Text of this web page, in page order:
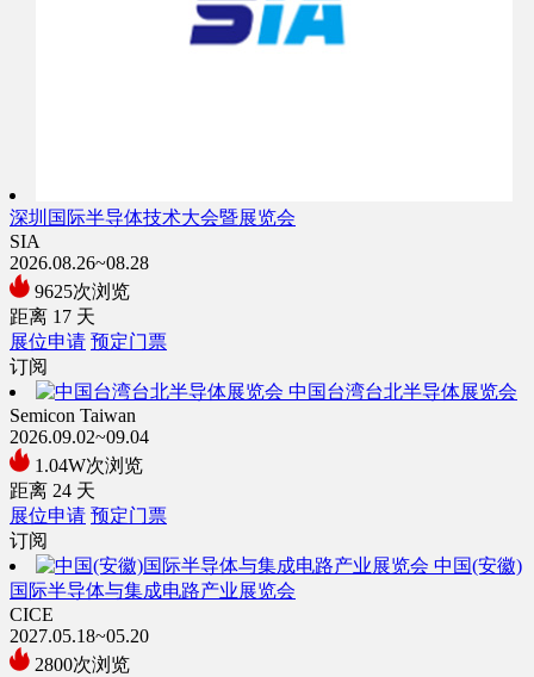
深圳国际半导体技术大会暨展览会
SIA
2026.08.26~08.28
9625次浏览
距离 17 天
展位申请 预定门票
订阅
中国台湾台北半导体展览会
Semicon Taiwan
2026.09.02~09.04
1.04W次浏览
距离 24 天
展位申请 预定门票
订阅
中国(安徽)
国际半导体与集成电路产业展览会
CICE
2027.05.18~05.20
2800次浏览